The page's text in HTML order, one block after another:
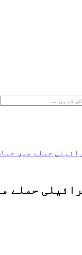
حملے میں
حملے